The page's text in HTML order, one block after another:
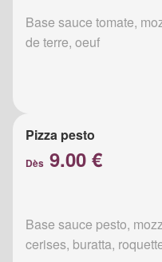
Base sauce tomate,
de terre, oeuf
Pizza pesto
Dès 9.00 €
Base sauce pesto,
cerises, buratta,